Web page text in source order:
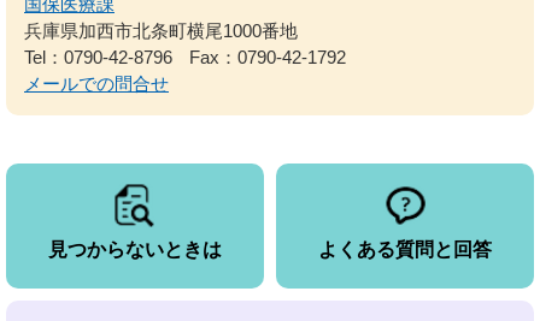
国保医療課
兵庫県加西市北条町横尾1000番地
Tel：0790-42-8796
Fax：0790-42-1792
メールでの問合せ
見つからないときは よくある質問と回答